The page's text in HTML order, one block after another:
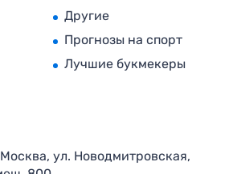
Другие
Прогнозы на спорт
Лучшие букмекеры
ул. Новодмитровская,